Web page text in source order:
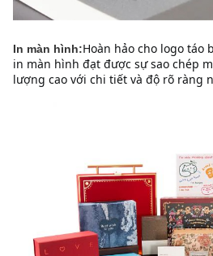
In màn hình:Hoàn hảo cho logo táo
in màn hình đạt được sự sao chép
lượng cao với chi tiết và độ rõ ràng